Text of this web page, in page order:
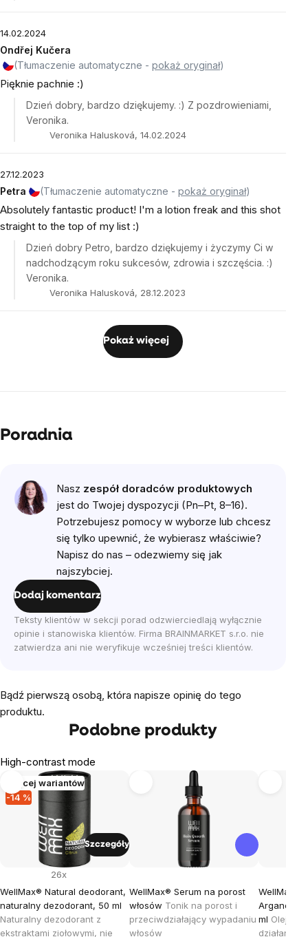
14.02.2024
Ondřej Kučera
(Tłumaczenie automatyczne - pokaż oryginał)
Pięknie pachnie :)
Dzień dobry, bardzo dziękujemy. :) Z pozdrowieniami,
Veronika.
Veronika Halusková, 14.02.2024
27.12.2023
Petra (Tłumaczenie automatyczne - pokaż oryginał)
Absolutely fantastic product! I'm a lotion freak and this shot
straight to the top of my list :)
Dzień dobry Petro, bardzo dziękujemy i życzymy Ci w
nadchodzącym roku sukcesów, zdrowia i szczęścia. :)
Veronika.
Veronika Halusková, 28.12.2023
Pokaż więcej
Poradnia
Nasz zespół doradców produktowych
jest do Twojej dyspozycji (Pn–Pt, 8–16).
Potrzebujesz pomocy w wyborze lub chcesz
się tylko upewnić, że wybierasz właściwie?
Napisz do nas – odezwiemy się jak
najszybciej.
Dodaj komentarz
Teksty klientów w sekcji porad odzwierciedlają wyłącznie
opinie i stanowiska klientów. Firma BRAINMARKET s.r.o. nie
zatwierdza ani nie weryfikuje wcześniej treści klientów.
Bądź pierwszą osobą, która napisze opinię do tego
produktu.
Podobne produkty
High-contrast mode
-14 %
Więcej wariantów
WellMax® Natural deodorant,
naturalny dezodorant, 50 ml
Naturalny dezodorant z
ekstraktami ziołowymi, nie
26x
Szczegóły
WellMax® Serum na porost
włosów Tonik na porost i
przeciwdziałający wypadaniu
włosów
WellMax®
Arganowy
ml Olejek
działaniu